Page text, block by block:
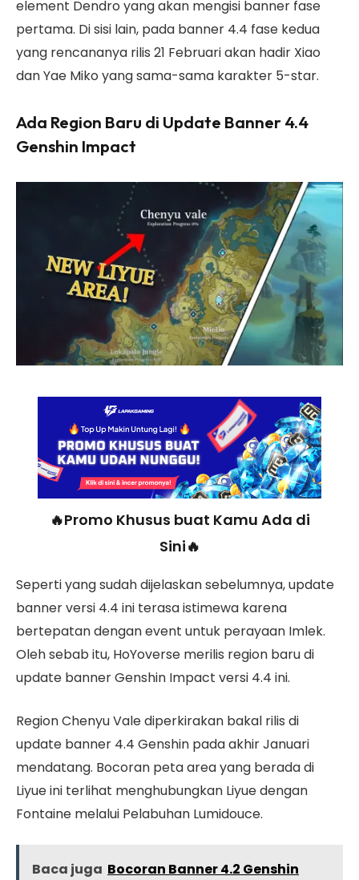
element Dendro yang akan mengisi banner fase
pertama. Di sisi lain, pada banner 4.4 fase kedua
yang rencananya rilis 21 Februari akan hadir Xiao
dan Yae Miko yang sama-sama karakter 5-star.
Ada Region Baru di Update Banner 4.4
Genshin Impact
🔥Promo Khusus buat Kamu Ada di
Sini🔥
Seperti yang sudah dijelaskan sebelumnya, update
banner versi 4.4 ini terasa istimewa karena
bertepatan dengan event untuk perayaan Imlek.
Oleh sebab itu, HoYoverse merilis region baru di
update banner Genshin Impact versi 4.4 ini.
Region Chenyu Vale diperkirakan bakal rilis di
update banner 4.4 Genshin pada akhir Januari
mendatang. Bocoran peta area yang berada di
Liyue ini terlihat menghubungkan Liyue dengan
Fontaine melalui Pelabuhan Lumidouce.
Baca juga Bocoran Banner 4.2 Genshin